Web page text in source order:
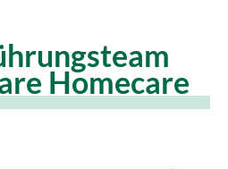
Homecare